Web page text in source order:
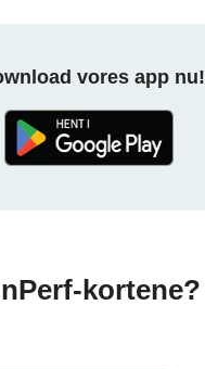
vores app nu!
kortene?